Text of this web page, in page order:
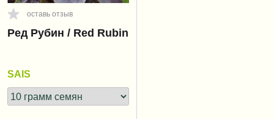
оставь отзыв
Ред Рубин / Red Rubin
SAIS